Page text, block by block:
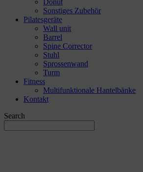
Donut
Sonstiges Zubehör
Pilatesgeräte
Wall unit
Barrel
Spine Corrector
Stuhl
Sprossenwand
Turm
Fitness
Multifunktionale Hantelbänke
Kontakt
Search